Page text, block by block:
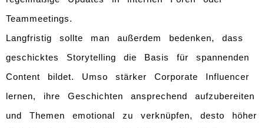
Teammeetings.
Langfristig sollte man außerdem bedenken, dass
geschicktes Storytelling die Basis für spannenden
Content bildet. Umso stärker Corporate Influencer
lernen, ihre Geschichten ansprechend aufzubereiten
und Themen emotional zu verknüpfen, desto höher